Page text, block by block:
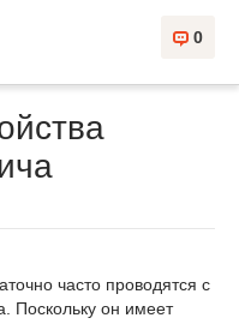
0
часто проводятся с
Поскольку он имеет